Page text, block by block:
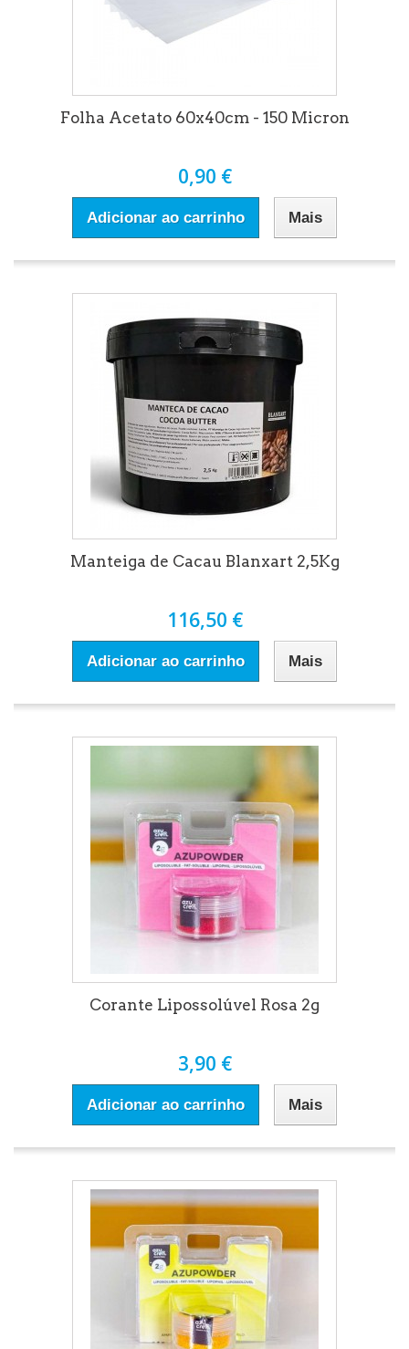
Folha Acetato 60x40cm - 150 Micron
0,90 €
Adicionar ao carrinho Mais
Manteiga de Cacau Blanxart 2,5Kg
116,50 €
Adicionar ao carrinho Mais
Corante Lipossolúvel Rosa 2g
3,90 €
Adicionar ao carrinho Mais